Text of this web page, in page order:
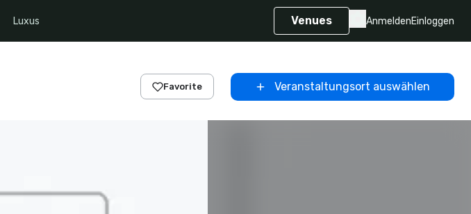
Luxus Venues AnmeldenEinloggen
Favorite Veranstaltungsort auswählen